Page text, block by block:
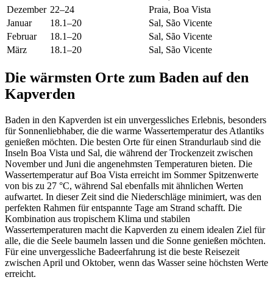
Dezember 22–24
Praia, Boa Vista
Januar
18.1–20
Sal, São Vicente
Februar
18.1–20
Sal, São Vicente
März
18.1–20 Sal, São Vicente
Die wärmsten Orte zum Baden auf den
Kapverden
Baden in den Kapverden ist ein unvergessliches Erlebnis, besonders
für Sonnenliebhaber, die die warme Wassertemperatur des Atlantiks
genießen möchten. Die besten Orte für einen Strandurlaub sind die
Inseln Boa Vista und Sal, die während der Trockenzeit zwischen
November und Juni die angenehmsten Temperaturen bieten. Die
Wassertemperatur auf Boa Vista erreicht im Sommer Spitzenwerte
von bis zu 27 °C, während Sal ebenfalls mit ähnlichen Werten
aufwartet. In dieser Zeit sind die Niederschläge minimiert, was den
perfekten Rahmen für entspannte Tage am Strand schafft. Die
Kombination aus tropischem Klima und stabilen
Wassertemperaturen macht die Kapverden zu einem idealen Ziel für
alle, die die Seele baumeln lassen und die Sonne genießen möchten.
Für eine unvergessliche Badeerfahrung ist die beste Reisezeit
zwischen April und Oktober, wenn das Wasser seine höchsten Werte
erreicht.